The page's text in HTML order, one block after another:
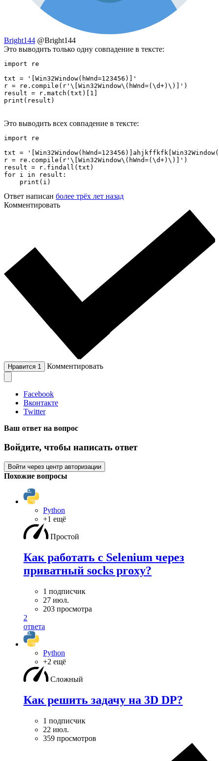
Bright144 @Bright144
Это выводить только одну совпадение в тексте:
import re
txt = '[Win32Window(hWnd=123456)]'
r = re.compile(r'\[Win32Window\(hWnd=(\d+)\)]')
result = r.match(txt)[1]
print(result)
Это выводить всех совпадение в тексте:
import re
txt =
r = re.compile(r'\[Win32Window\(hWnd=(\d+)\)]')
result = r.findall(txt)
for i in result:
    print(i)
Ответ написан более трёх лет назад
Комментировать
Нравится 1 Комментировать
Facebook
Вконтакте
Twitter
Ваш ответ на вопрос
Войдите, чтобы написать ответ
Войти через центр авторизации
Похожие вопросы
Python
+1 ещё
Простой
Как работать с Selenium через
приватный socks proxy?
1 подписчик
27 июл.
203 просмотра
2
ответа
Python
+2 ещё
Сложный
Как решить задачу на 3D DP?
1 подписчик
22 июл.
359 просмотров